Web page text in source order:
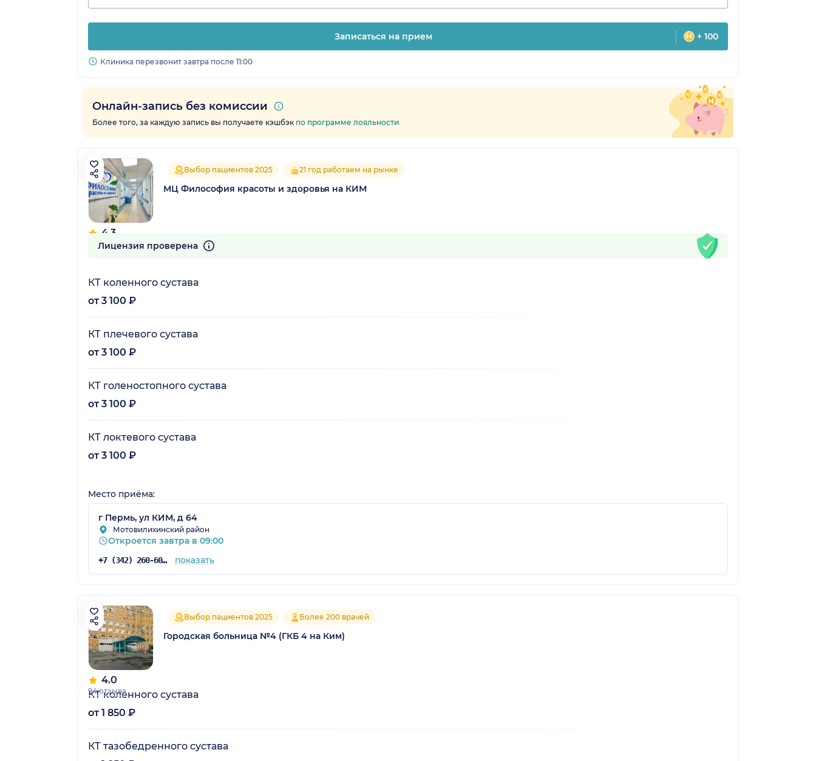
Записаться на прием + 100
Клиника перезвонит завтра после 11:00
Онлайн-запись без комиссии
Более того, за каждую запись вы получаете кэшбэк по программе лояльности
4.3
143 отзыва
Выбор пациентов 2025 21 год работаем на рынке
МЦ Философия красоты и здоровья на КИМ
Лицензия проверена
КТ коленного сустава
от 3 100 ₽
КТ плечевого сустава
от 3 100 ₽
КТ голеностопного сустава
от 3 100 ₽
КТ локтевого сустава
от 3 100 ₽
Место приёма:
г Пермь, ул КИМ, д 64
Мотовилихинский район
Откроется завтра в 09:00
+7 (342) 260-60-60 показать
4.0
94 отзыва
Выбор пациентов 2025 Более 200 врачей
Городская больница №4 (ГКБ 4 на Ким)
КТ коленного сустава
от 1 850 ₽
КТ тазобедренного сустава